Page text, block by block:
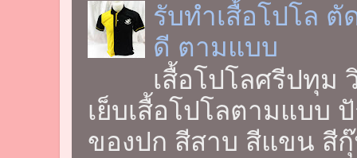
รับทำเสื้อโปโล ตั
ดี ตามแบบ
เสื้อโปโลศรีปทุม
เย็บเสื้อโปโลตามแบบ
ของปก สีสาบ สีแขน สี